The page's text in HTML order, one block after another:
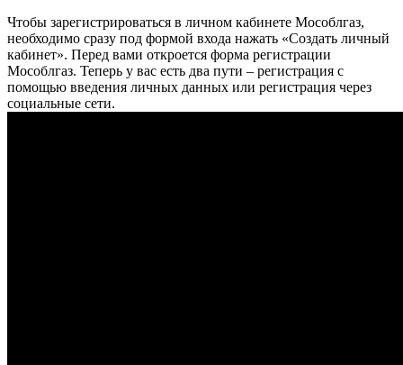
Чтобы зарегистрироваться в личном кабинете Мособлгаз,
необходимо сразу под формой входа нажать «Создать личный
кабинет». Перед вами откроется форма регистрации
Мособлгаз. Теперь у вас есть два пути – регистрация с
помощью введения личных данных или регистрация через
социальные сети.